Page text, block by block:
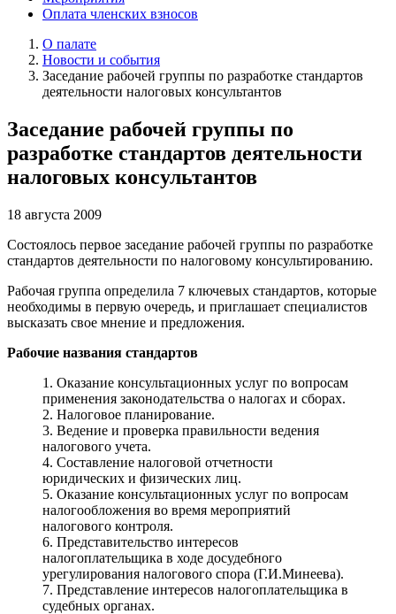
Оплата членских взносов
О палате
Новости и события
Заседание рабочей группы по разработке стандартов
деятельности налоговых консультантов
Заседание рабочей группы по
разработке стандартов деятельности
налоговых консультантов
18 августа 2009
Состоялось первое заседание рабочей группы по разработке
стандартов деятельности по налоговому консультированию.
Рабочая группа определила 7 ключевых стандартов, которые
необходимы в первую очередь, и приглашает специалистов
высказать свое мнение и предложения.
Рабочие названия стандартов
1. Оказание консультационных услуг по вопросам
применения законодательства о налогах и сборах.
2. Налоговое планирование.
3. Ведение и проверка правильности ведения
налогового учета.
4. Составление налоговой отчетности
юридических и физических лиц.
5. Оказание консультационных услуг по вопросам
налогообложения во время мероприятий
налогового контроля.
6. Представительство интересов
налогоплательщика в ходе досудебного
урегулирования налогового спора (Г.И.Минеева).
7. Представление интересов налогоплательщика в
судебных органах.